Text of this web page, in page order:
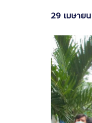
29 เมษาย